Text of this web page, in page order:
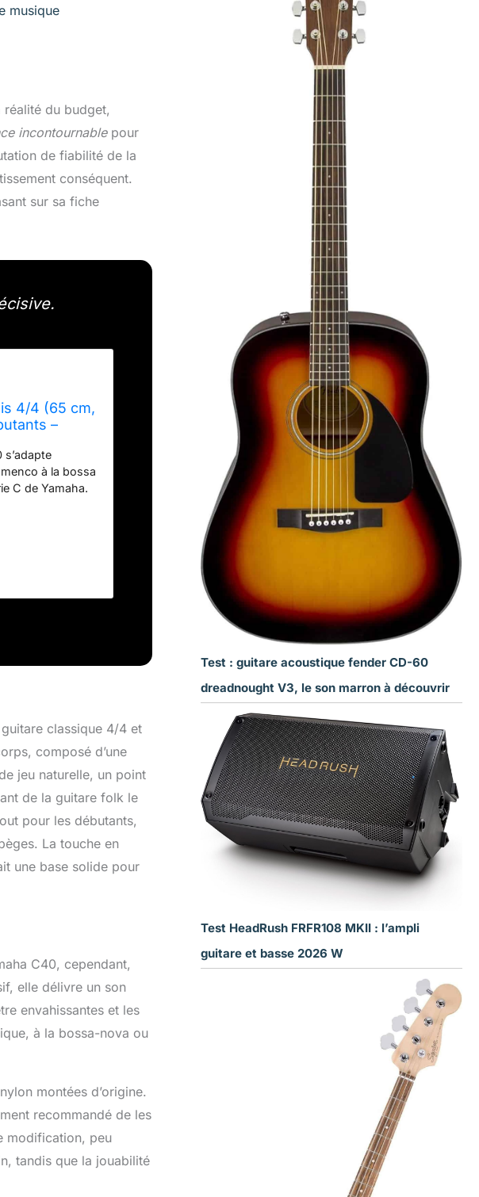
musique
réalité du budget,
incontournablepour
de fiabilité de la
conséquent.
sur sa fiche
4/4 (65 cm,
–
s’adapte
à la bossa
C de Yamaha.
un look
et à jouer.
de tous âges,
pour sa
offrant
classique 4/4 et
composé d’une
jeu naturelle, un point
de la guitare folk le
pour les débutants,
La touche en
une base solide pour
C40, cependant,
elle délivre un son
envahissantes et les
à la bossa-nova ou
montées d’origine.
recommandé de les
modification, peu
tandis que la jouabilité
Test : guitare acoustique fender CD-60
dreadnought V3, le son marron à découvrir
Test HeadRush FRFR108 MKII : l’ampli
guitare et basse 2026 W